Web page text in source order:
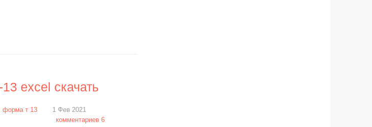
excel скачать
форма т 13
1 Фев 2021
комментариев 6